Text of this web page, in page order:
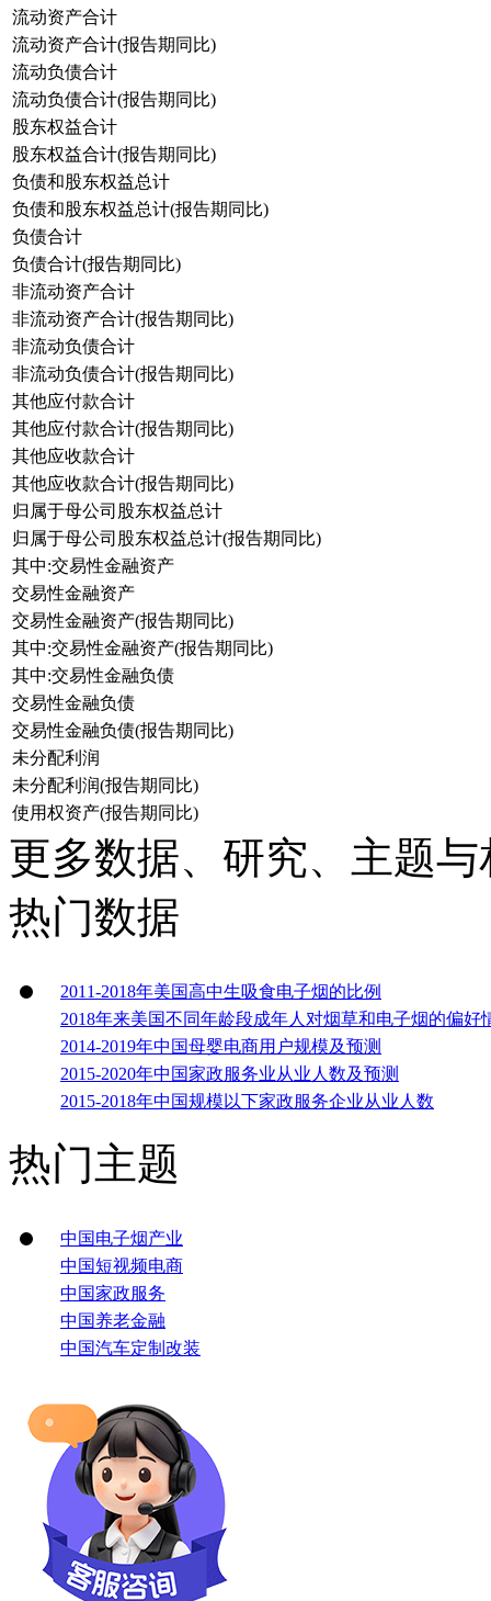
流动资产合计
流动资产合计(报告期同比)
流动负债合计
流动负债合计(报告期同比)
股东权益合计
股东权益合计(报告期同比)
负债和股东权益总计
负债和股东权益总计(报告期同比)
负债合计
负债合计(报告期同比)
非流动资产合计
非流动资产合计(报告期同比)
非流动负债合计
非流动负债合计(报告期同比)
其他应付款合计
其他应付款合计(报告期同比)
其他应收款合计
其他应收款合计(报告期同比)
归属于母公司股东权益总计
归属于母公司股东权益总计(报告期同比)
其中:交易性金融资产
交易性金融资产
交易性金融资产(报告期同比)
其中:交易性金融资产(报告期同比)
其中:交易性金融负债
交易性金融负债
交易性金融负债(报告期同比)
未分配利润
未分配利润(报告期同比)
使用权资产(报告期同比)
更多数据、研究、主题
热门数据
2011-2018年美国高中生吸食电子烟的比例
2018年来美国不同年龄段成年人对烟草和电子烟的偏好
2014-2019年中国母婴电商用户规模及预测
2015-2020年中国家政服务业从业人数及预测
2015-2018年中国规模以下家政服务企业从业人数
热门主题
中国电子烟产业
中国短视频电商
中国家政服务
中国养老金融
中国汽车定制改装